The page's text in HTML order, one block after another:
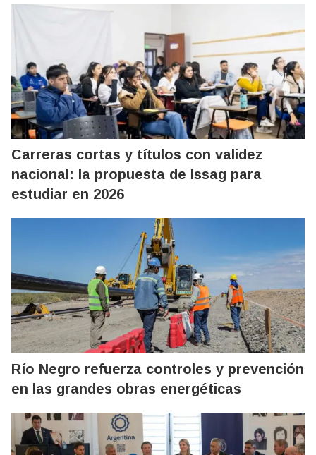
Carreras cortas y títulos con validez
nacional: la propuesta de Issag para
estudiar en 2026
Río Negro refuerza controles y prevención
en las grandes obras energéticas